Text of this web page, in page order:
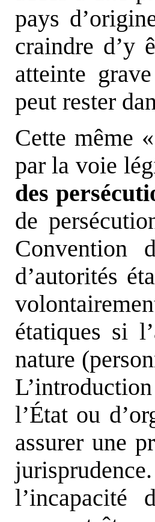
pays
craindre d’y
atteinte
peut rester
Cette même
par la voie
des
de
Convention
d’autorités
étatiques si
nature
l’État ou
assurer une
l’incapacité